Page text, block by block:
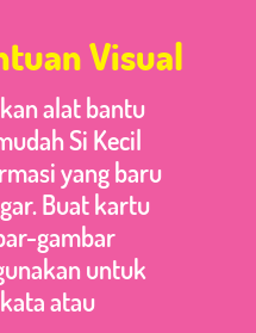
Visual
alat bantu
Si Kecil
yang baru
Buat kartu
gambar
untuk
atau